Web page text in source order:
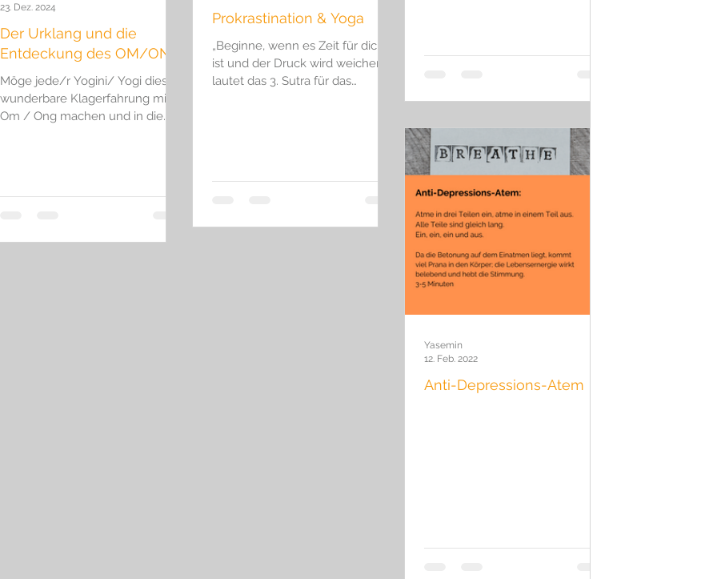
Der Urklang und die
Entdeckung des OM/ONG
Möge jede/r Yogini/ Yogi diese
wunderbare Klagerfahrung mit
Om / Ong machen und in die
23. Dez. 2024
Prokrastination & Yoga
„Beginne, wenn es Zeit für dich
ist und der Druck wird weichen.“
lautet das 3. Sutra für das
Anti-Depressions-Atem
Yasemin
12. Feb. 2022